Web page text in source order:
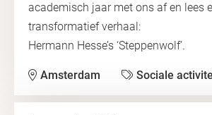
academisch jaar met ons af en lees
transformatief verhaal:
Hermann Hesse’s ‘Steppenwolf’.
Amsterdam Sociale